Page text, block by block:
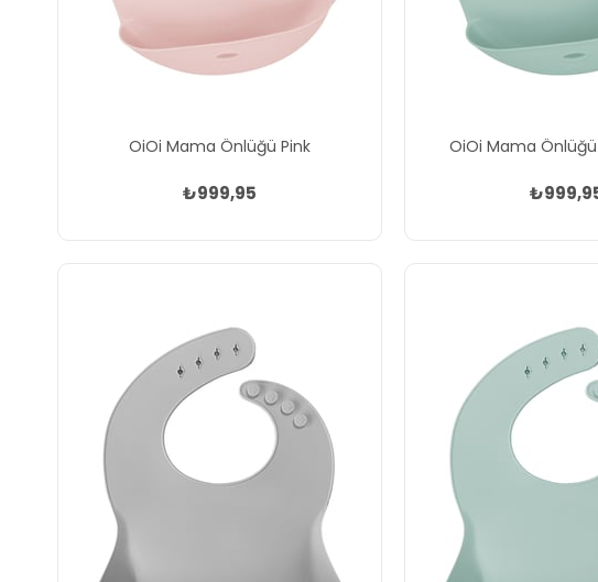
OiOi Mama Önlüğü Pink
₺999,95
OiOi Mama